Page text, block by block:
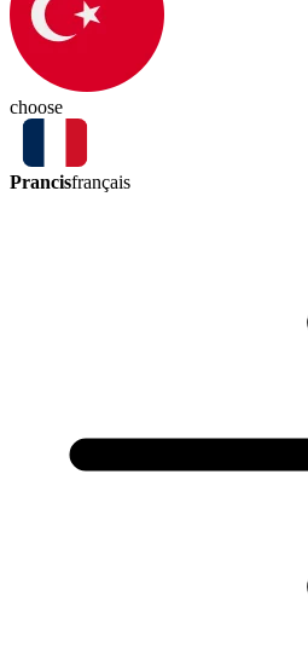
choose
Prancisfrançais